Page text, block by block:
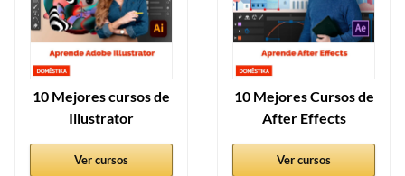
10 Mejores cursos de
Illustrator
Ver cursos
10 Mejores Cursos de
After Effects
Ver cursos